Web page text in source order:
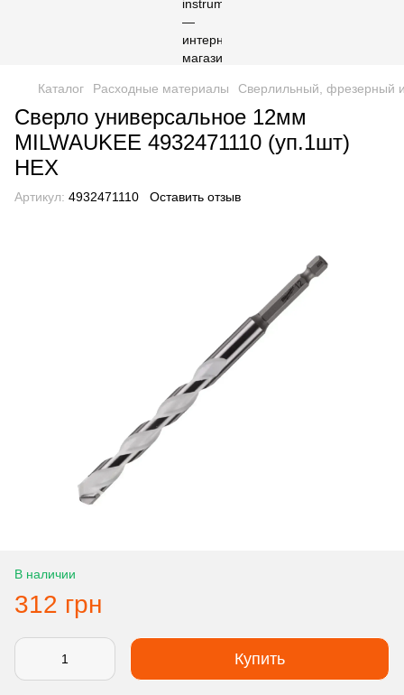
Каталог Расходные материалы Сверлильный, фрезерный
Сверло универсальное 12мм
MILWAUKEE 4932471110 (уп.1шт)
HEX
Артикул: 4932471110 Оставить отзыв
В наличии
312 грн
Купить